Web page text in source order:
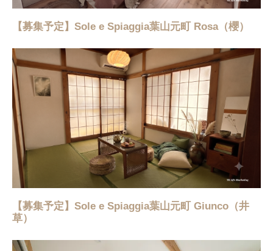
【募集予定】Sole e Spiaggia葉山元町 Rosa（櫻）
【募集予定】Sole e Spiaggia葉山元町 Giunco（井
草）